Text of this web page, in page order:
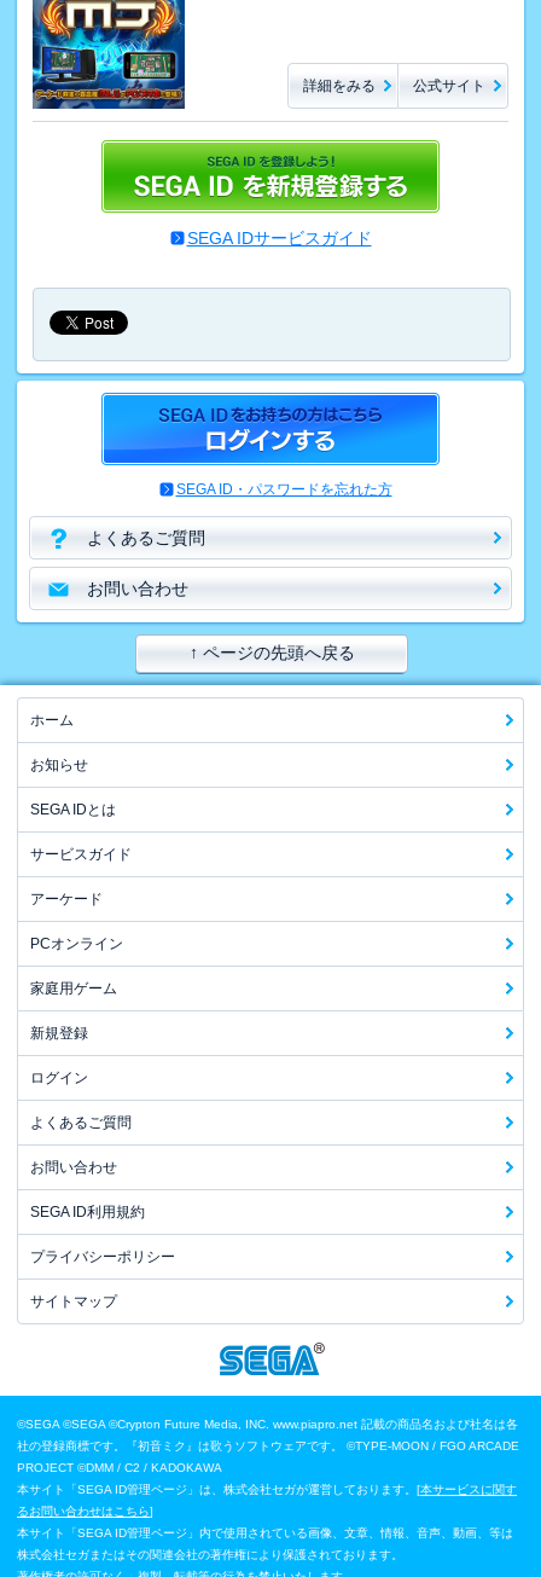
詳細をみる 公式サイト
SEGA IDサービスガイド
SEGA ID・パスワードを忘れた方
よくあるご質問
お問い合わせ
↑ ページの先頭へ戻る
ホーム
お知らせ
SEGA IDとは
サービスガイド
アーケード
PCオンライン
家庭用ゲーム
新規登録
ログイン
よくあるご質問
お問い合わせ
SEGA ID利用規約
プライバシーポリシー
サイトマップ
©SEGA ©SEGA ©Crypton Future Media, INC. www.piapro.net 記載の商品名および社名は各
社の登録商標です。『初音ミク』は歌うソフトウェアです。
©TYPE-MOON / FGO ARCADE
PROJECT ©DMM / C2 / KADOKAWA
本サイト「SEGA ID管理ページ」は、株式会社セガが運営しております。[本サービスに関す
るお問い合わせはこちら]
本サイト「SEGA ID管理ページ」内で使用されている画像、文章、情報、音声、動画、等は
株式会社セガまたはその関連会社の著作権により保護されております。